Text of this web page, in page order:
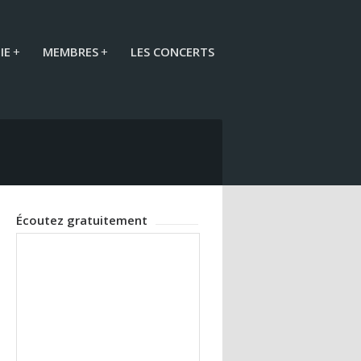
+ MEMBRES+ LES CONCERTS
Écoutez gratuitement